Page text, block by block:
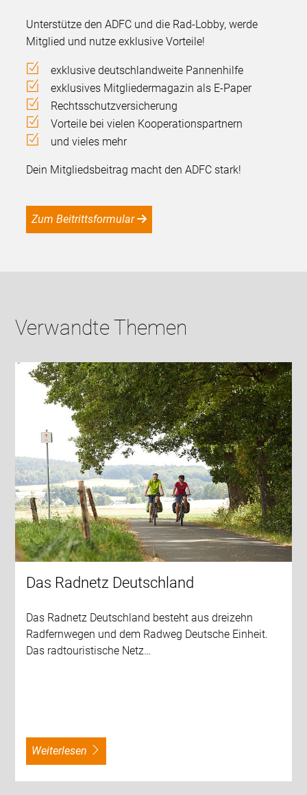
Unterstütze den ADFC und die Rad-Lobby, werde
Mitglied und nutze exklusive Vorteile!
exklusive deutschlandweite Pannenhilfe
exklusives Mitgliedermagazin als E-Paper
Rechtsschutzversicherung
Vorteile bei vielen Kooperationspartnern
und vieles mehr
Dein Mitgliedsbeitrag macht den ADFC stark!
Zum Beitrittsformular
Verwandte Themen
Das Radnetz Deutschland
Das Radnetz Deutschland besteht aus dreizehn
Radfernwegen und dem Radweg Deutsche Einheit.
Das radtouristische Netz…
weiterlesen